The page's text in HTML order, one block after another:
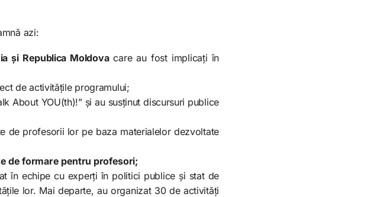
azi:
și Republica Moldovacare au fost implicați în
de activitățile programului;
About YOU(th)!” și au susținut discursuri publice
de profesorii lor pe baza materialelor dezvoltate
de formare pentru profesori;
în echipe cu experți în politici publice și stat de
lor. Mai departe, au organizat 30 de activități